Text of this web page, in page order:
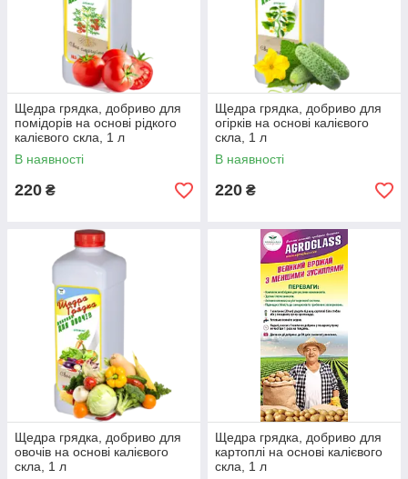
Щедра грядка, добриво для
помідорів на основі рідкого
калієвого скла, 1 л
В наявності
220 ₴
Щедра грядка, добриво для
огірків на основі калієвого
скла, 1 л
В наявності
220 ₴
Щедра грядка, добриво для
овочів на основі калієвого
скла, 1 л
Щедра грядка, добриво для
картоплі на основі калієвого
скла, 1 л